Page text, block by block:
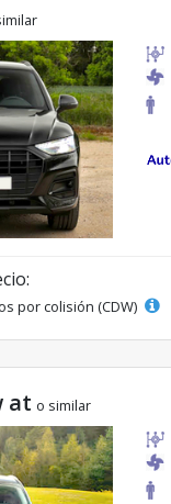
por colisión (CDW)
at o similar